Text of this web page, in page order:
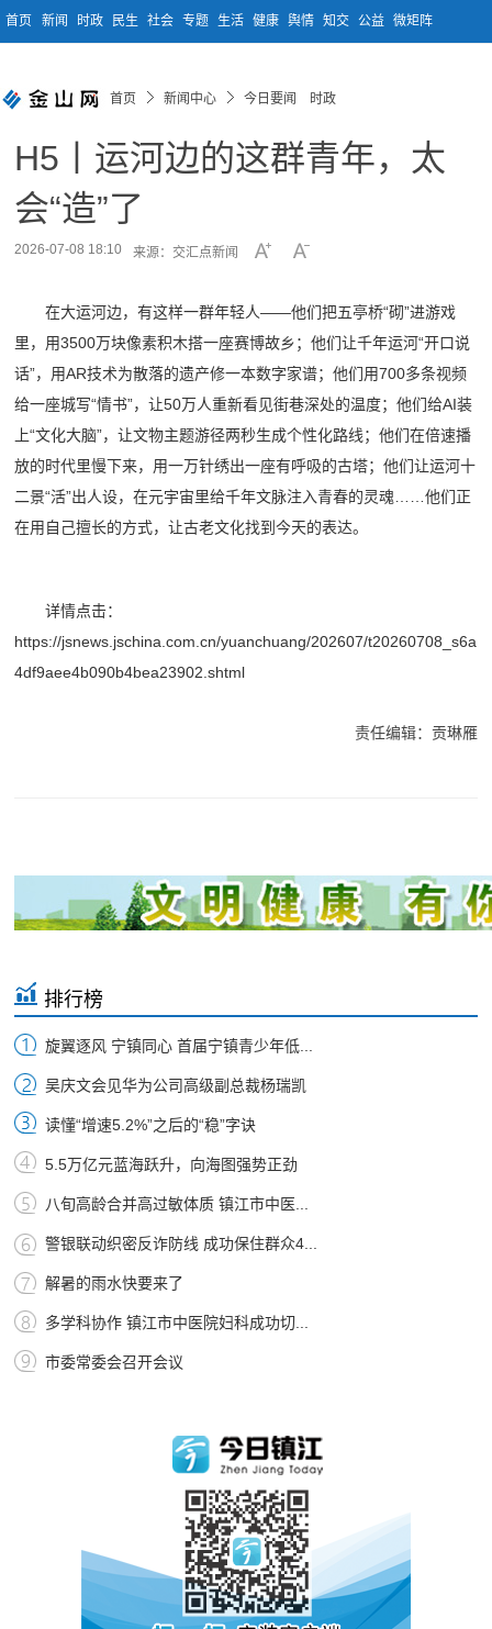
首页 新闻 时政 民生 社会 专题 生活 健康 舆情 知交 公益 微矩阵
首页 新闻中心 今日要闻 时政
H5丨运河边的这群青年，太
会“造”了
2026-07-08 18:10 来源：交汇点新闻
在大运河边，有这样一群年轻人——他们把五亭桥“砌”进游戏
里，用3500万块像素积木搭一座赛博故乡；他们让千年运河“开口说
话”，用AR技术为散落的遗产修一本数字家谱；他们用700多条视频
给一座城写“情书”，让50万人重新看见街巷深处的温度；他们给AI装
上“文化大脑”，让文物主题游径两秒生成个性化路线；他们在倍速播
放的时代里慢下来，用一万针绣出一座有呼吸的古塔；他们让运河十
二景“活”出人设，在元宇宙里给千年文脉注入青春的灵魂……他们正
在用自己擅长的方式，让古老文化找到今天的表达。
详情点击：
https://jsnews.jschina.com.cn/yuanchuang/202607/t20260708_s6a
4df9aee4b090b4bea23902.shtml
责任编辑：贡琳雁
排行榜
旋翼逐风 宁镇同心 首届宁镇青少年低...
吴庆文会见华为公司高级副总裁杨瑞凯
读懂“增速5.2%”之后的“稳”字诀
5.5万亿元蓝海跃升，向海图强势正劲
八旬高龄合并高过敏体质 镇江市中医...
警银联动织密反诈防线 成功保住群众4...
解暑的雨水快要来了
多学科协作 镇江市中医院妇科成功切...
市委常委会召开会议